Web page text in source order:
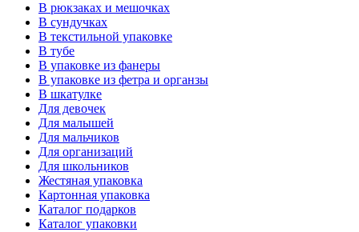
В рюкзаках и мешочках
В сундучках
В текстильной упаковке
В тубе
В упаковке из фанеры
В упаковке из фетра и органзы
В шкатулке
Для девочек
Для малышей
Для мальчиков
Для организаций
Для школьников
Жестяная упаковка
Картонная упаковка
Каталог подарков
Каталог упаковки